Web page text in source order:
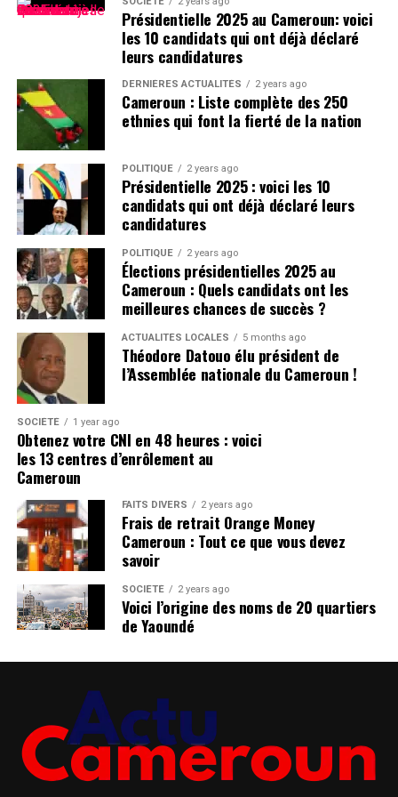
entendre toutes les parties, toutes les personnes
pouvant contribuer à la manifestation de la vérité.
Pour rappel, une vidéo devenue virale sur les réseaux
sociaux depuis le 27 novembre montre l’agression de
l’avocat par des hommes en tenue. Selon les
informations des organisations de défense des droits de
l’homme, Me Tamfu s’opposait à l’arrestation de son
client par des éléments des Forces de défense et de
sécurité ne détenant aucun mandat lorsqu’il a été
brutalisé. Il a été conduit à l’hôpital Laquintinie pour
des soins.
Depuis la publication de cette vidéo, les organisations de
défense des droits humains comme Mandela Center
international et des hommes politiques comme Maurice
Kamto dénonce « les traitements inhumains » et
demandent l’ouverture immédiate d’une enquête. La
Gendarmerie nationale n’a pas tardé à prescrire
l’ouverture de cette enquête. Le commandant de la
Légion de Gendarmerie attend les résultats de cette
enquête dans les 72 heures à compter du 27 novembre
2024. Dans un rapport récent, le Comité des Nations
unies contre la torture recommande à l’Etat du
Cameroun de suspendre de leurs fonctions des
personnels impliquées dans des cas de torture ou de
mauvais traitement, pendant la durée de l’enquête.
Rejoindre notre groupe télégram pour avoir les
dernières infos
Cliquez ici
Présidentielle 2025 au Cameroun: voici
les 10 candidats qui ont déjà déclaré
leurs candidatures
DERNIÈRES ACTUALITÉS 2 years ago
Cameroun : Liste complète des 250
ethnies qui font la fierté de la nation
POLITIQUE 2 years ago
Présidentielle 2025 : voici les 10
candidats qui ont déjà déclaré leurs
candidatures
POLITIQUE 2 years ago
Élections présidentielles 2025 au
Cameroun : Quels candidats ont les
meilleures chances de succès ?
ACTUALITÉS LOCALES 5 months ago
Théodore Datouo élu président de
l’Assemblée nationale du Cameroun !
SOCIÉTÉ 1 year ago
Obtenez votre CNI en 48 heures : voici
les 13 centres d’enrôlement au
Cameroun
FAITS DIVERS 2 years ago
Frais de retrait Orange Money
Cameroun : Tout ce que vous devez
savoir
SOCIÉTÉ 2 years ago
Voici l’origine des noms de 20 quartiers
de Yaoundé